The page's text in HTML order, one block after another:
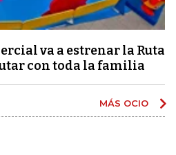
va a estrenar la Ruta
con toda la familia
MÁS OCIO